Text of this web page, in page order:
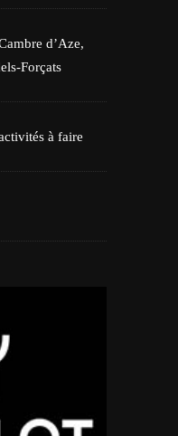
d’Aze,
Forçats
à faire